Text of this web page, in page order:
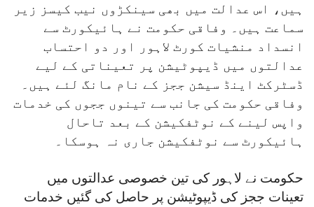
ہیں، اس عدالت میں بھی سینکڑوں نیب کیسز زیر
سماعت ہیں۔ وفاقی حکومت نے ہائیکورٹ سے
انسداد منشیات کورٹ لاہور اور دو احتساب
عدالتوں میں ڈیپوٹیشن پر تعیناتی کے لیے
ڈسٹرکٹ اینڈ سیشن ججز کے نام مانگ لئے ہیں۔
وفاقی حکومت کی جانب سے تینوں ججوں کی خدمات
واپس لینے کے نوٹفکیشن کے بعد تاحال
ہائیکورٹ سے نوٹفکیشن جاری نہ ہوسکا۔
حکومت نے لاہور کی تین خصوصی عدالتوں میں
تعینات ججز کی ڈیپوٹیشن پر حاصل کی گئیں خدمات